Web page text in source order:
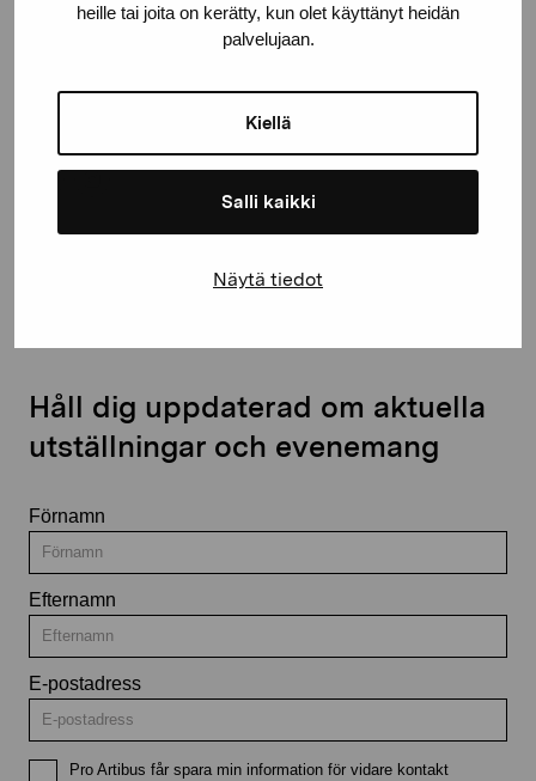
heille tai joita on kerätty, kun olet käyttänyt heidän
palvelujaan.
Kiellä
Salli kaikki
Näytä tiedot
Gustav Wasas gata 11
Håll dig uppdaterad om aktuella
utställningar och evenemang
Förnamn
Efternamn
E-postadress
Pro Artibus får spara min information för vidare kontakt